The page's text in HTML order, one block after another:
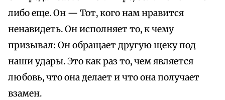
либо еще. Он — Тот, кого нам нравится
ненавидеть. Он исполняет то, к чему
призывал: Он обращает другую щеку под
наши удары. Это как раз то, чем является
любовь, что она делает и что она получает
взамен.